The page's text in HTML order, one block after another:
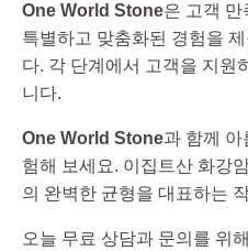
One World Stone은 고객
특별하고 맞춤화된 경험을
다. 각 단계에서 고객을 지원
니다.
One World Stone과 함께 아
험해 보세요. 이집트산 화강
의 완벽한 균형을 대표하는
오늘 무료 상담과 문의를 위